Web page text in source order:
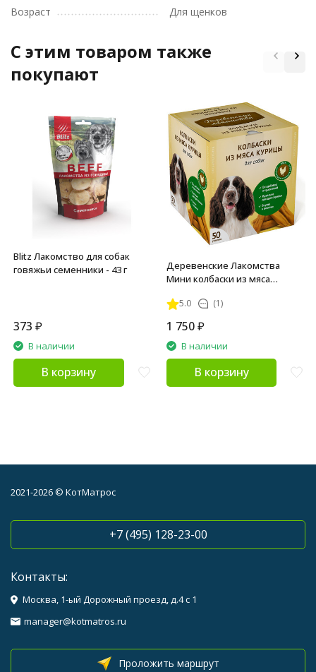
Возраст
Для щенков
C этим товаром также
покупают
Blitz Лакомство для собак
говяжьи семенники - 43 г
373 ₽
В наличии
В корзину
Деревенские Лакомства
Мини колбаски из мяса
5.0 (1)
1 750 ₽
В наличии
В корзину
2021-2026 © КотМатрос
+7 (495) 128-23-00
Контакты:
Москва, 1-ый Дорожный проезд, д.4 с 1
manager@kotmatros.ru
Проложить маршрут